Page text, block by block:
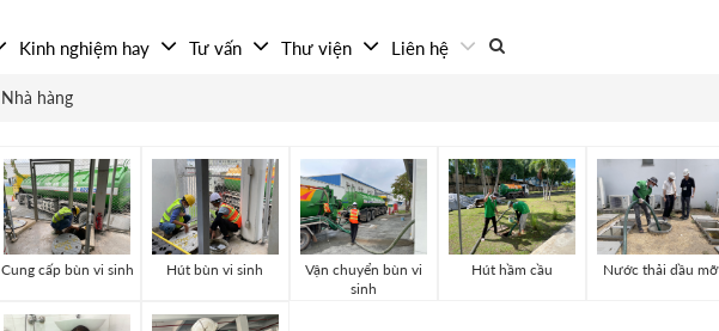
Kinh nghiệm hay Tư vấn Thư viện Liên hệ
Nhà hàng
Cung cấp bùn vi sinh Hút bùn vi sinh
Vận chuyển bùn vi
sinh
Hút hầm cầu Nước thải dầu mỡ